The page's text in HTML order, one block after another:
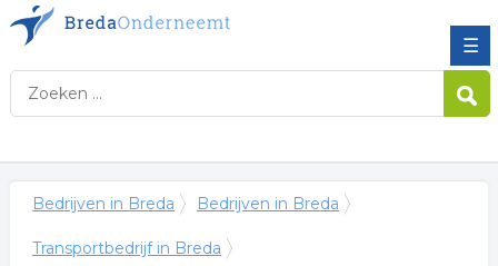
☰
Bedrijven in Breda Bedrijven in Breda
Transportbedrijf in Breda